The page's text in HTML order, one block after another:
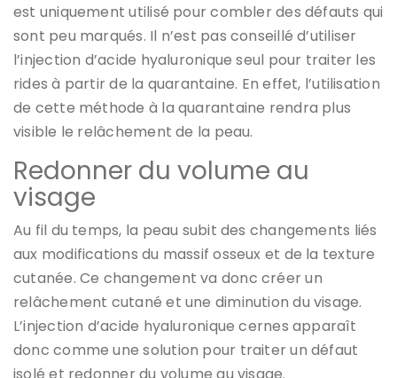
est uniquement utilisé pour combler des défauts qui
sont peu marqués. Il n’est pas conseillé d’utiliser
l’injection d’acide hyaluronique seul pour traiter les
rides à partir de la quarantaine. En effet, l’utilisation
de cette méthode à la quarantaine rendra plus
visible le relâchement de la peau.
Redonner du volume au
visage
Au fil du temps, la peau subit des changements liés
aux modifications du massif osseux et de la texture
cutanée. Ce changement va donc créer un
relâchement cutané et une diminution du visage.
L’injection d’acide hyaluronique cernes apparaît
donc comme une solution pour traiter un défaut